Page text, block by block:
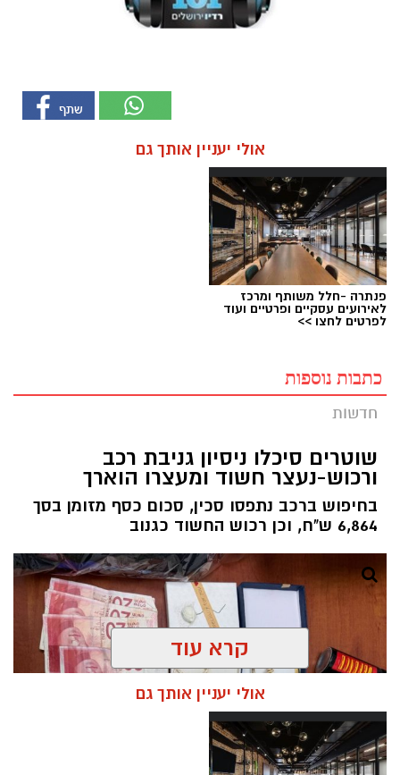
אולי יעניין אותך גם
פנתרה -חלל משותף ומרכז
לאירועים עסקיים ופרטיים ועוד
לפרטים לחצו >>
כתבות נוספות
חדשות
שוטרים סיכלו ניסיון גניבת רכב
ורכוש-נעצר חשוד ומעצרו הוארך
בחיפוש ברכב נתפסו סכין, סכום כסף מזומן בסך
6,864 ש"ח, וכן רכוש החשוד כגנוב
קרא עוד
אולי יעניין אותך גם